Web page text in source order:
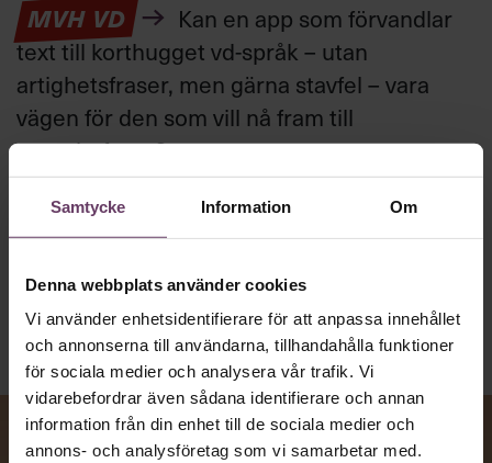
Samtycke Information Om
Denna webbplats använder cookies
Vi använder enhetsidentifierare för att anpassa innehållet
och annonserna till användarna, tillhandahålla funktioner
för sociala medier och analysera vår trafik. Vi
vidarebefordrar även sådana identifierare och annan
information från din enhet till de sociala medier och
annons- och analysföretag som vi samarbetar med.
MVH VD
Kan en app som förvandlar
text till korthugget vd-språk – utan
artighetsfraser, men gärna stavfel – vara
vägen för den som vill nå fram till
toppcheferna?
Publicerad
2026-08-07